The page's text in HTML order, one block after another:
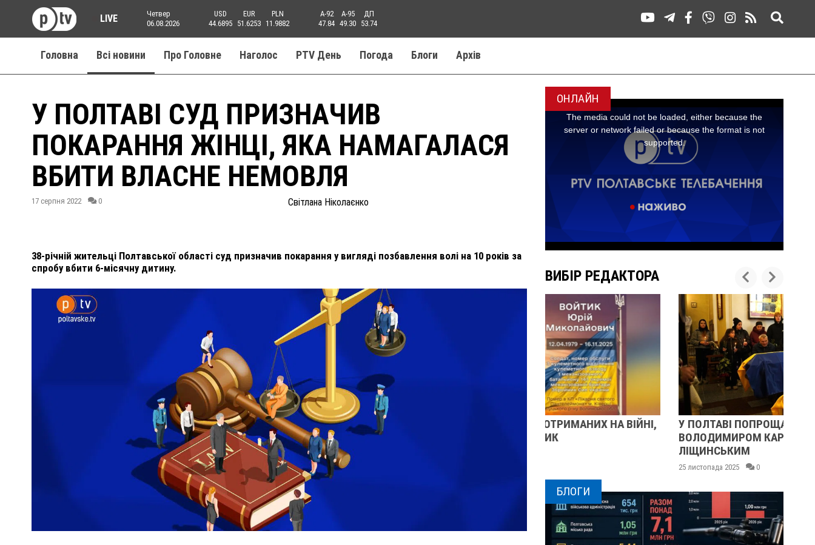
LIVE
Четвер
06.08.2026
USD
44.6895
EUR
51.6253
PLN
11.9882
A-92
47.84
A-95
49.30
ДП
53.74
Головна Всі новини Про Головне Наголос PTV День Погода Блоги Aрхів
У ПОЛТАВІ СУД ПРИЗНАЧИВ
ПОКАРАННЯ ЖІНЦІ, ЯКА НАМАГАЛАСЯ
ВБИТИ ВЛАСНЕ НЕМОВЛЯ
17 серпня 2022 0 Світлана Ніколаєнко
38-річній жительці Полтавської області суд призначив покарання у вигляді позбавлення волі на 10 років за
спробу вбити 6-місячну дитину.
ОНЛАЙН
ВИБІР РЕДАКТОРА
ПОЛІЦІЯ ПОЛТАВЩИНИ РОЗШУКУЄ 62-РІЧНУ
ЛЮДМИЛУ ТИМЧЕНКО
ВНАСЛІДОК ПОРАНЕНЬ, ОТРИМАНИХ НА ВІЙНІ,
ПОМЕР ВОЇН ЮРІЙ ВОЙТИК
25 листопада 2025
У ПОЛТАВІ ПОПРОЩАЛИСЯ ІЗ ВІЙСЬКОВИМИ
ВОЛОДИМИРОМ КАРЕНГІНИМ ТА ОЛЕГОМ
БЛОГИ